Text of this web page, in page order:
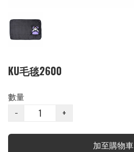
KU毛毯2600
數量
−
+
加至購物車